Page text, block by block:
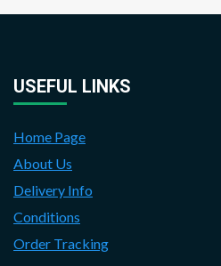
USEFUL LINKS
Home Page
About Us
Delivery Info
Conditions
Order Tracking